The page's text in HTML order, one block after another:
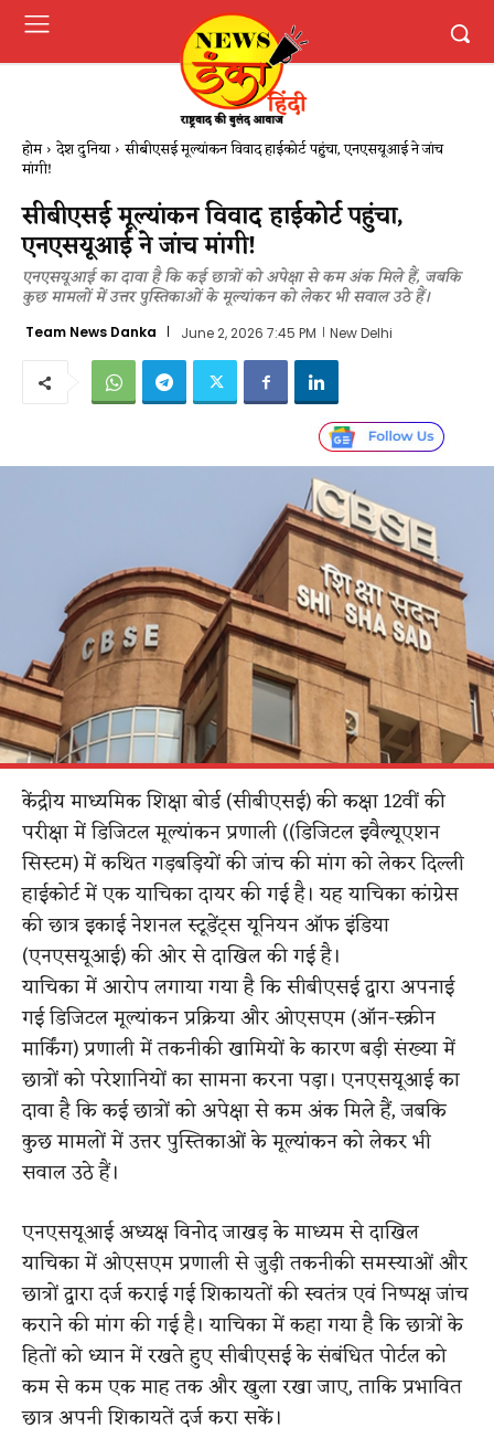
होम देश दुनिया सीबीएसई मूल्यांकन विवाद हाईकोर्ट पहुंचा, एनएसयूआई ने जांच
मांगी!
सीबीएसई मूल्यांकन विवाद हाईकोर्ट पहुंचा,
एनएसयूआई ने जांच मांगी!
एनएसयूआई का दावा है कि कई छात्रों को अपेक्षा से कम अंक मिले हैं, जबकि
कुछ मामलों में उत्तर पुस्तिकाओं के मूल्यांकन को लेकर भी सवाल उठे हैं।
Team News Danka June 2, 2026 7:45 PM New Delhi
केंद्रीय माध्यमिक शिक्षा बोर्ड (सीबीएसई) की कक्षा 12वीं की
परीक्षा में डिजिटल मूल्यांकन प्रणाली ((डिजिटल इवैल्यूएशन
सिस्टम) में कथित गड़बड़ियों की जांच की मांग को लेकर दिल्ली
हाईकोर्ट में एक याचिका दायर की गई है। यह याचिका कांग्रेस
की छात्र इकाई नेशनल स्टूडेंट्स यूनियन ऑफ इंडिया
(एनएसयूआई) की ओर से दाखिल की गई है।
याचिका में आरोप लगाया गया है कि सीबीएसई द्वारा अपनाई
गई डिजिटल मूल्यांकन प्रक्रिया और ओएसएम (ऑन-स्क्रीन
मार्किंग) प्रणाली में तकनीकी खामियों के कारण बड़ी संख्या में
छात्रों को परेशानियों का सामना करना पड़ा। एनएसयूआई का
दावा है कि कई छात्रों को अपेक्षा से कम अंक मिले हैं, जबकि
कुछ मामलों में उत्तर पुस्तिकाओं के मूल्यांकन को लेकर भी
सवाल उठे हैं।
एनएसयूआई अध्यक्ष विनोद जाखड़ के माध्यम से दाखिल
याचिका में ओएसएम प्रणाली से जुड़ी तकनीकी समस्याओं और
छात्रों द्वारा दर्ज कराई गई शिकायतों की स्वतंत्र एवं निष्पक्ष जांच
कराने की मांग की गई है। याचिका में कहा गया है कि छात्रों के
हितों को ध्यान में रखते हुए सीबीएसई के संबंधित पोर्टल को
कम से कम एक माह तक और खुला रखा जाए, ताकि प्रभावित
छात्र अपनी शिकायतें दर्ज करा सकें।